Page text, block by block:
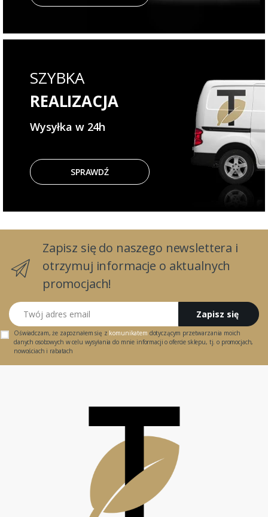
SZYBKA
REALIZACJA
Wysyłka w 24h
SPRAWDŹ
Zapisz się do naszego newslettera i
otrzymuj informacje o aktualnych
promocjach!
Twój adres email
Zapisz się
Oświadczam, że zapoznałem się z komunikatem dotyczącym przetwarzania moich
danych osobowych w celu wysyłania do mnie informacji o ofercie sklepu, tj. o promocjach,
nowościach i rabatach